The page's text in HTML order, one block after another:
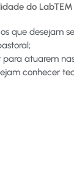
do
os que desejam
atuarem
conhecer